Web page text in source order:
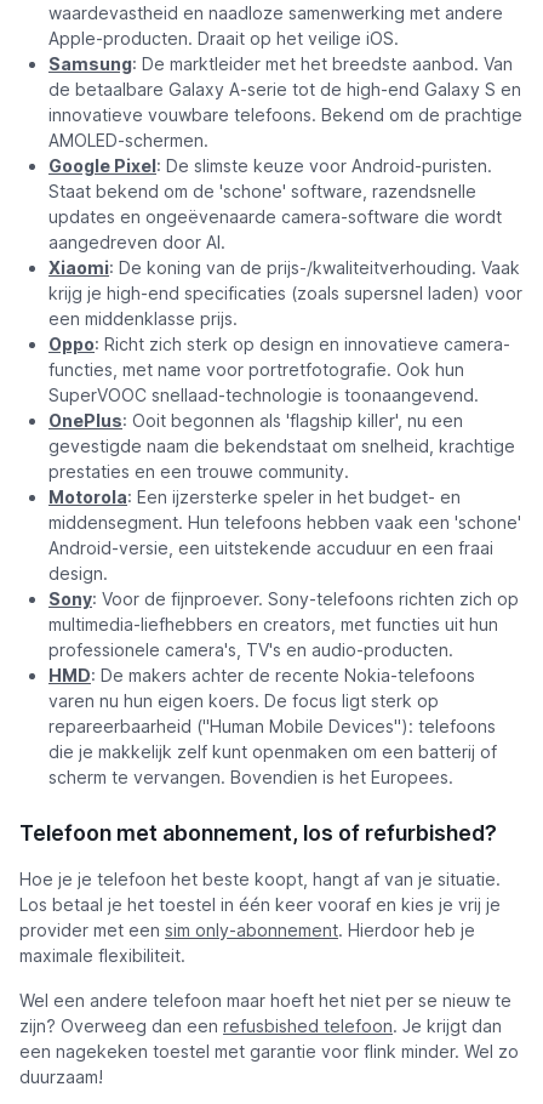
waardevastheid en naadloze samenwerking met andere
Apple-producten. Draait op het veilige iOS.
Samsung: De marktleider met het breedste aanbod. Van
de betaalbare Galaxy A-serie tot de high-end Galaxy S en
innovatieve vouwbare telefoons. Bekend om de prachtige
AMOLED-schermen.
Google Pixel: De slimste keuze voor Android-puristen.
Staat bekend om de 'schone' software, razendsnelle
updates en ongeëvenaarde camera-software die wordt
aangedreven door AI.
Xiaomi: De koning van de prijs-/kwaliteitverhouding. Vaak
krijg je high-end specificaties (zoals supersnel laden) voor
een middenklasse prijs.
Oppo: Richt zich sterk op design en innovatieve camera-
functies, met name voor portretfotografie. Ook hun
SuperVOOC snellaad-technologie is toonaangevend.
OnePlus: Ooit begonnen als 'flagship killer', nu een
gevestigde naam die bekendstaat om snelheid, krachtige
prestaties en een trouwe community.
Motorola: Een ijzersterke speler in het budget- en
middensegment. Hun telefoons hebben vaak een 'schone'
Android-versie, een uitstekende accuduur en een fraai
design.
Sony: Voor de fijnproever. Sony-telefoons richten zich op
multimedia-liefhebbers en creators, met functies uit hun
professionele camera's, TV's en audio-producten.
HMD: De makers achter de recente Nokia-telefoons
varen nu hun eigen koers. De focus ligt sterk op
repareerbaarheid ("Human Mobile Devices"): telefoons
die je makkelijk zelf kunt openmaken om een batterij of
scherm te vervangen. Bovendien is het Europees.
Telefoon met abonnement, los of refurbished?
Hoe je je telefoon het beste koopt, hangt af van je situatie.
Los betaal je het toestel in één keer vooraf en kies je vrij je
provider met een sim only-abonnement. Hierdoor heb je
maximale flexibiliteit.
Wel een andere telefoon maar hoeft het niet per se nieuw te
zijn? Overweeg dan een refusbished telefoon. Je krijgt dan
een nagekeken toestel met garantie voor flink minder. Wel zo
duurzaam!